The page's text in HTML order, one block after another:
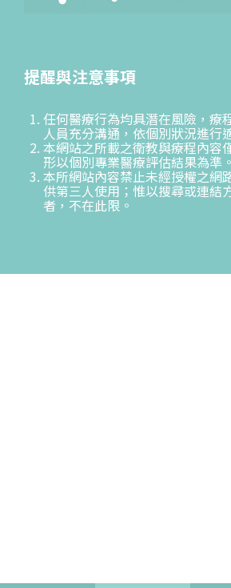
提醒與注意事項
任何醫療行為均具潛在風險，療
人員充分溝通，依個別狀況進行
本網站之所載之衛教與療程內容
形以個別專業醫療評估結果為準。
本所網站內容禁止未經授權之網
供第三人使用；惟以搜尋或連結
者，不在此限。